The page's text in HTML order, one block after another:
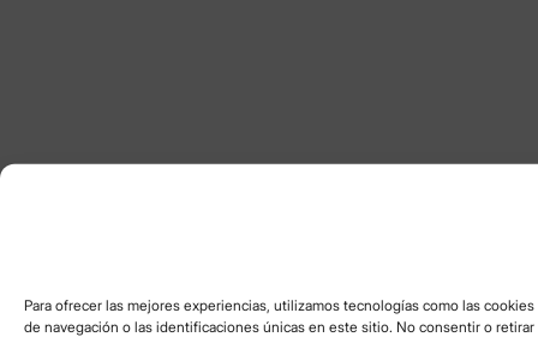
Para ofrecer las mejores experiencias, utilizamos tecnologías como las
de navegación o las identificaciones únicas en este sitio. No consentir o